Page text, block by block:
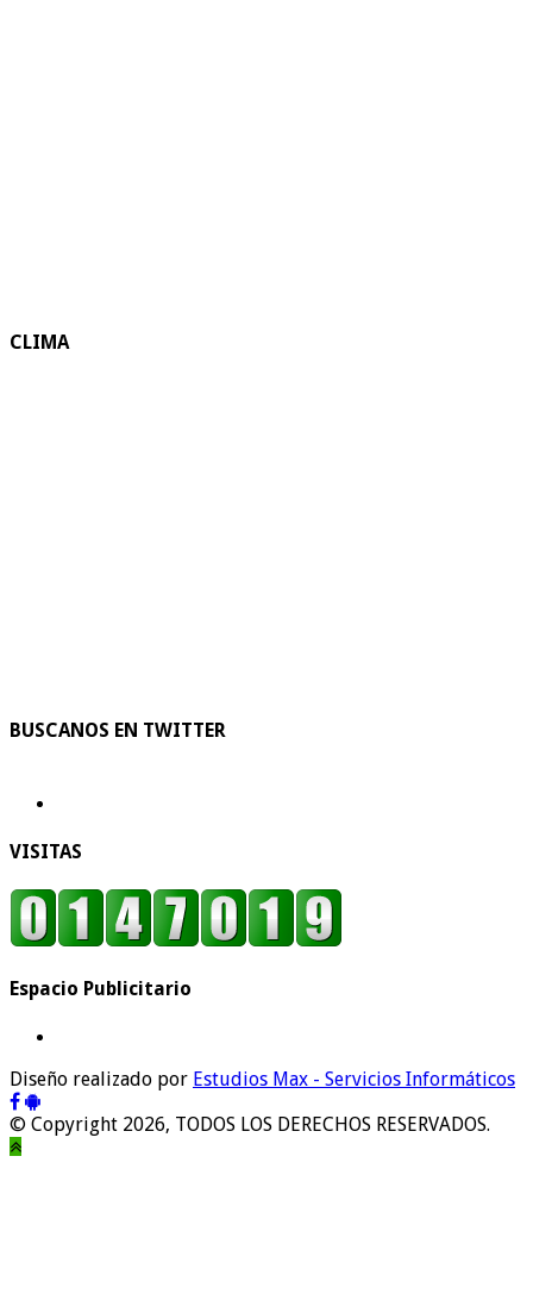
CLIMA
BUSCANOS EN TWITTER
VISITAS
Espacio Publicitario
Diseño realizado por Estudios Max - Servicios Informáticos
© Copyright 2026, TODOS LOS DERECHOS RESERVADOS.